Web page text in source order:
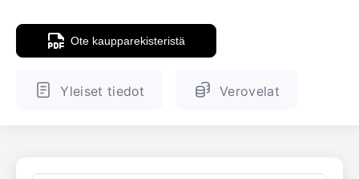
Pakotehaku
Ote kaupparekisteristä
Yleiset tiedot Verovelat